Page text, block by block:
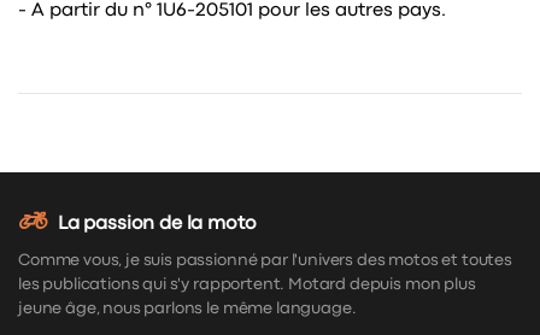
- A partir du n° 1U6-205101 pour les autres pays.
La passion de la moto
Comme vous, je suis passionné par l'univers des motos et toutes
les publications qui s'y rapportent. Motard depuis mon plus
jeune âge, nous parlons le même language.